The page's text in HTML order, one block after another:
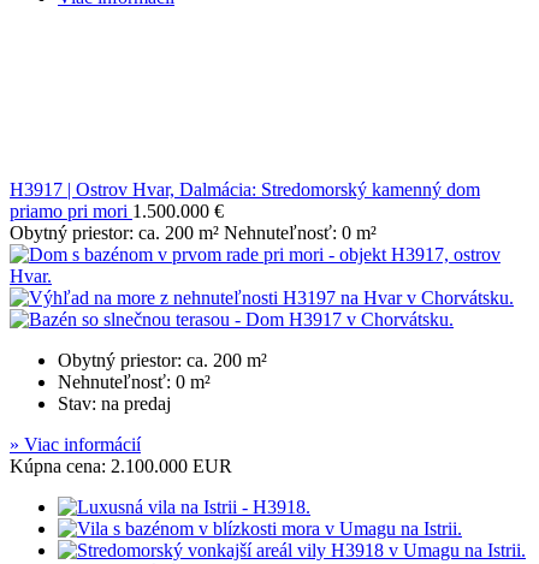
H3917 | Ostrov Hvar, Dalmácia: Stredomorský kamenný dom
priamo pri mori 1.500.000 €
Obytný priestor: ca. 200 m² Nehnuteľnosť: 0 m²
Obytný priestor: ca. 200 m²
Nehnuteľnosť: 0 m²
Stav: na predaj
» Viac informácií
Kúpna cena: 2.100.000 EUR